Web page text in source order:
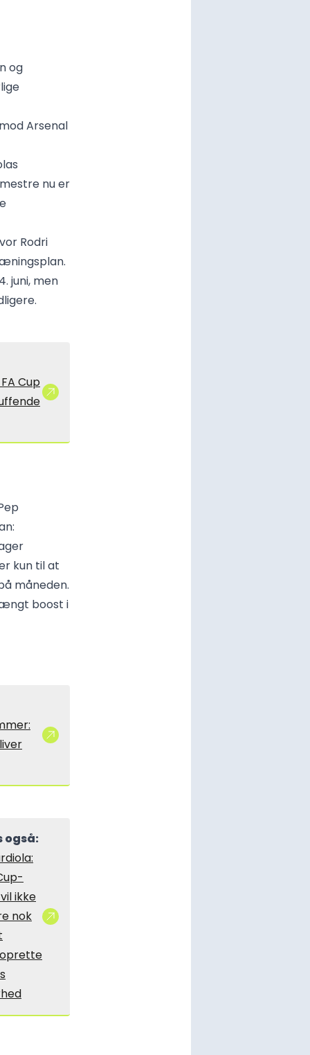
og
Arsenal
nu er
Rodri
juni, men
Cup
kun til at
måneden.
boost i
også:
ikke
nok